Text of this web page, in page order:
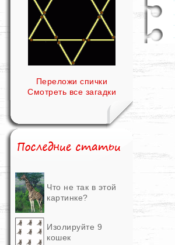
Переложи спички
Смотреть все загадки
Что не так в этой
картинке?
Изолируйте 9
кошек